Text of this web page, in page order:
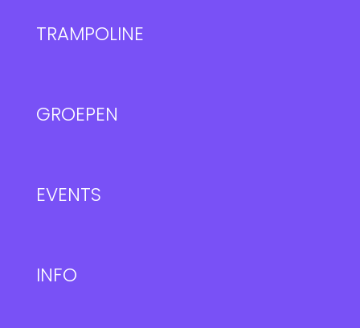
TRAMPOLINE
GROEPEN
EVENTS
INFO